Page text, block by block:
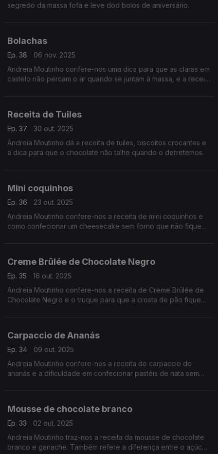
segredo da massa fofa e leve dod bolos de aniversário.
Bolachas
Ep. 38
06 nov. 2025
Andreia Moutinho confere-nos uma dica para que as claras em
castelo não percam o ar quando se juntam à massa, e a receita
Receita de Tuiles
Ep. 37
30 out. 2025
Andreia Moutinho dá a receita de tuiles, biscoitos crocantes e
a dica para que o chocolate não talhe quando o derretemos.
Mini coquinhos
Ep. 36
23 out. 2025
Andreia Moutinho confere-nos a receita de mini coquinhos e
como confecionar um cheesecake sem forno que não fique
Creme Brûlée de Chocolate Negro
Ep. 35
16 out. 2025
Andreia Moutinho confere-nos a receita de Creme Brûlée de
Chocolate Negro e o truque para que a crosta de pão fique
Carpaccio de Ananás
Ep. 34
09 out. 2025
Andreia Moutinho confere-nos a receita de carpaccio de
ananás e a dificuldade em confecionar pastéis de nata sem
Mousse de chocolate branco
Ep. 33
02 out. 2025
Andreia Moutinho traz-nos a receita da mousse de chocolate
branco e ganache. Também refere a diferença entre o açúcar